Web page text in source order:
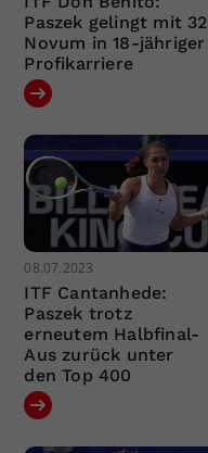
Paszek gelingt mit 32
Novum in 18-jähriger
Profikarriere
08.07.2023
ITF Cantanhede:
Paszek trotz
erneutem Halbfinal-
Aus zurück unter
den Top 400